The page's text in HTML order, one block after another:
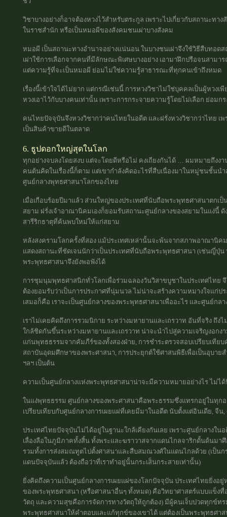
วิชาบางอย่างก็อาจต้องหวงไว้สำหรับตระกูล เพราะไปเกี่ยวกับสถานะทา
ในราชสำนัก หรือเป็นหมอผีของสังคมชนเผ่าบางสังคม
หมอผี เป็นสถานะทางอำนาจอย่างแน่นอน ในบางชนเผ่าจึงใช้วิธีสืบทอ
เผ่าใช้การเลือกจากคนที่มีลักษณะพิเศษบางอย่าง เอามาฝึกปรือจนสาม
แต่ความรู้ที่จะเป็นหมอผี ย่อมไม่ใช่ความรู้สาธารณะที่ทุกคนเข้าถึงหมด
เรื่องนี้เข้าใจได้ไม่ยาก แต่กรณีเช่นนี้ การหวงวิชาไม่ใช่บุคคลเป็นผู้หวง
หวงเอาไว้กับบางคนเท่านั้น เพราะการกระจายความรู้โดยไม่เลือก ย่อม
คนไทยปัจจุบันจึงหวงวิชากว่าคนไทยในอดีต และฝรั่งหวงวิชากว่าไทย เ
เป็นสินค้าขายดีในตลาด
6. ธูปดอกใหญ่สุดในโลก
ทุกอย่างจบลงโดยสงบ แต่จะโดยดีหรือไม่ คงเถียงกันได้ … ผมหมายถึง
คนต้นคิดในเรื่องนี้ก็ตาม แต่เขากำลังคิดอะไรที่สืบเนื่องมาในหมู่ชนชั้นน
ศูนย์กลางพุทธศาสนาโลกของไทย
เมื่อเกือบร้อยปีมาแล้ว ส่วนใหญ่ของประเทศที่นับถือพระพุทธศาสนาตกเ
สยาม ฝรั่งเจ้าอาณานิคมเองก็ยอมรับสถานะศูนย์กลางของสยามในแง่นี้
สารีริกธาตุที่ค้นพบใหม่ให้แก่สยาม
หลังสงครามโลกครั้งที่สอง แม้ประเทศเหล่านั้นจะพ้นจากสภาพอาณานิ
แสดงสถานะที่ชัดเจนนักว่าเป็นประเทศที่นับถือพระพุทธศาสนา (เช่นญี่ปุ่
พระพุทธศาสนาจึงยังพอฟังได้
การชุมนุมพุทธศาสนิกทั่วโลกเพื่อร่วมฉลองวันวิสาขบูชาในประเทศไทย
ต้องยอมรับว่าเป็นการประกาศที่นุ่มนวล ไม่น่าจะสร้างความหมางใจแก่
เสมอก็คือ เราจะเป็นศูนย์กลางของพระพุทธศาสนาเพื่ออะไร และศูนย์ก
เราไม่เคยคิดถึงการรวมนิกาย ระหว่างมหายานและเถรวาท อันที่จริง ถึ
ใกล้ชิดกันขึ้นระหว่างมหายานและเถรวาท น่าจะนำไปสู่ความเจริญงอกง
แก่นพุทธธรรมจากคัมภีร์ของทั้งสองฝ่าย, การชำระตรวจสอบเปรียบเทีย
สถาบันอุดมศึกษาของพระศาสนา, การประยุกต์ใช้ศาสนพิธีเพื่อเป็นอุบา
ฯลฯ เป็นต้น
ความเป็นศูนย์กลางแห่งพระพุทธศาสนาน่าจะมีความหมายอย่างไร ไม่ได้
ในแง่พุทธธรรม ศูนย์กลางของพระศาสนาคือพระธรรมซึ่งแทรกอยู่ในทุก
เปรียบเทียบกับศูนย์กลางการเผยแผ่ที่เคยมีมาในอดีต นับตั้งแต่อินเดีย, จีน
ประเทศไทยปัจจุบันไม่ได้อยู่ในฐานะใกล้เคียงกันเลย เพราะศูนย์กลางใ
เลื่องลือในภูมิภาคทั้งสิ้น ทั้งพระและฆราวาสจากแดนไกลจาริกดั้นด้นมา
รวมทั้งการส่งสมณทูตไปตั้งศาสนาและสืบสมณวงศ์ในแดนไกลด้วย (เป็น
แดนปัจจุบันแล้ว ต้องถือว่าที่เราทำอยู่นั้นกระเส็นกระสายเท่านั้น)
ยิ่งคิดถึงความเป็นศูนย์กลางการเผยแผ่ของโลกปัจจุบัน ประเทศไทยยิ่ง
ของพระพุทธศาสนา (หรือศาสนาอื่นๆ ทั้งหมด) คือวิทยาศาสตร์แบบแข็ง
วัตถุ และความสุขคือการจัดการทางวัตถุให้ถูกต้อง) มีผู้คนเจ็บปวดทุกข์ท
พระพุทธศาสนาให้คำตอบและแก้ทุกข์ของเขาได้ แต่ต้องเป็นพระพุทธศา